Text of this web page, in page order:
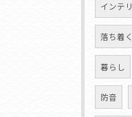
インテ
落ち着く
暮らし
防音